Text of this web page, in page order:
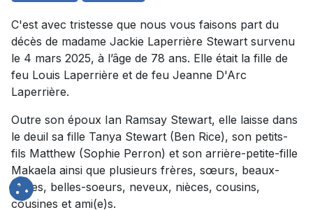
C'est avec tristesse que nous vous faisons part du
décès de madame Jackie Laperrière Stewart survenu
le 4 mars 2025, à l’âge de 78 ans. Elle était la fille de
feu Louis Laperrière et de feu Jeanne D'Arc
Laperrière.
Outre son époux Ian Ramsay Stewart, elle laisse dans
le deuil sa fille Tanya Stewart (Ben Rice), son petits-
fils Matthew (Sophie Perron) et son arrière-petite-fille
Makaela ainsi que plusieurs frères, sœurs, beaux-
frères, belles-soeurs, neveux, nièces, cousins,
cousines et ami(e)s.